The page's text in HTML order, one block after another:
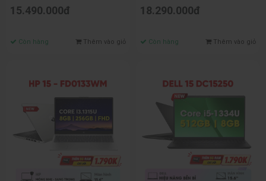
15.490.000đ
Còn hàng Thêm vào giỏ
11 | BẠC)
18.290.000đ
Còn hàng Thêm vào giỏ